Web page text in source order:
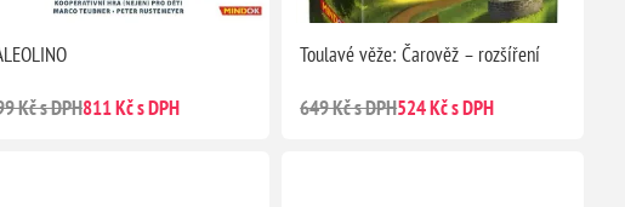
Kč s DPH811 Kč s DPH
Toulavé věže: Čarověž – rozšíření
649 Kč s DPH524 Kč s DPH